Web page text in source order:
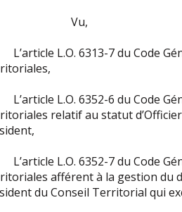
L.O. 6313-7 du Code
L.O. 6352-6 du Code
relatif au statut
L.O. 6352-7 du Code
afférent à la gestion du
du Conseil Territorial qui